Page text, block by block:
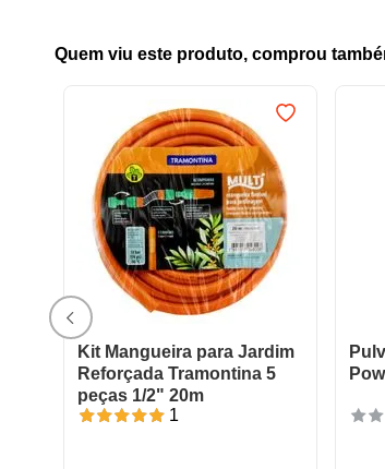
Quem viu este produto, comprou
Kit Mangueira para Jardim
Reforçada Tramontina 5
peças 1/2" 20m
1